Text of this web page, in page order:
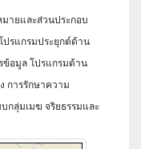
มายและส่วนประกอบ
ปรแกรมประยุกต์ด้าน
ข้อมูล โปรแกรมด้าน
การรักษาความ
กลุ่มเมฆ จริยธรรมและ